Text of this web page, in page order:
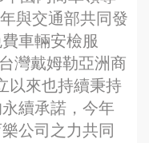
與交通部共同發
車輛安檢服
灣戴姆勒亞洲商
以來也持續秉持
續承諾，今年
公司之力共同